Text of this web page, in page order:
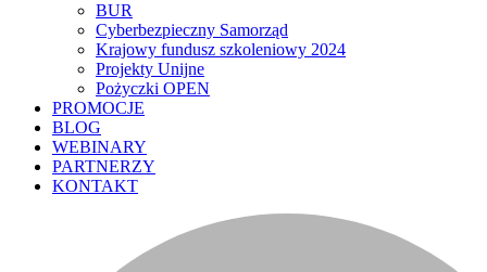
BUR
Cyberbezpieczny Samorząd
Krajowy fundusz szkoleniowy 2024
Projekty Unijne
Pożyczki OPEN
PROMOCJE
BLOG
WEBINARY
PARTNERZY
KONTAKT